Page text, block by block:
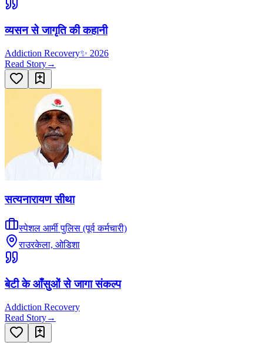
व्यसन से जागृति की कहानी
Addiction Recovery✨ 2026
Read Story→
सत्यनारायण सीथा
स्पेशल आर्मी पुलिस (पूर्व कर्मचारी)
राउरकेला, ओडिशा
बेटी के आँसुओं से जागा संकल्प
Addiction Recovery
Read Story→